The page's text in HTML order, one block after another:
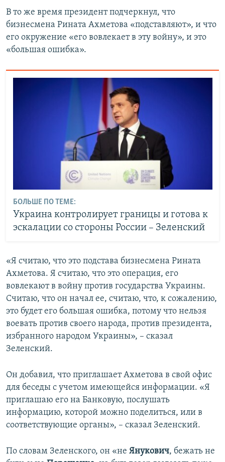
В то же время президент подчеркнул, что
бизнесмена Рината Ахметова «подставляют», и что
его окружение «его вовлекает в эту войну», и это
«большая ошибка».
БОЛЬШЕ ПО ТЕМЕ:
Украина контролирует границы и готова к
эскалации со стороны России – Зеленский
«Я считаю, что это подстава бизнесмена Рината
Ахметова. Я считаю, что это операция, его
вовлекают в войну против государства Украины.
Считаю, что он начал ее, считаю, что, к сожалению,
это будет его большая ошибка, потому что нельзя
воевать против своего народа, против президента,
избранного народом Украины», – сказал
Зеленский.
Он добавил, что приглашает Ахметова в свой офис
для беседы с учетом имеющейся информации. «Я
приглашаю его на Банковую, послушать
информацию, которой можно поделиться, или в
соответствующие органы», – сказал Зеленский.
По словам Зеленского, он «не Янукович, бежать не